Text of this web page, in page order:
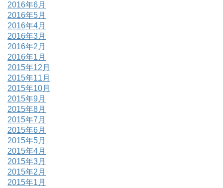
2016年6月
2016年5月
2016年4月
2016年3月
2016年2月
2016年1月
2015年12月
2015年11月
2015年10月
2015年9月
2015年8月
2015年7月
2015年6月
2015年5月
2015年4月
2015年3月
2015年2月
2015年1月